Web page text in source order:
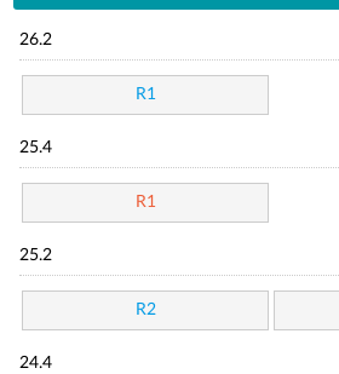
26.2
R1
25.4
R1
25.2
R2
24.4